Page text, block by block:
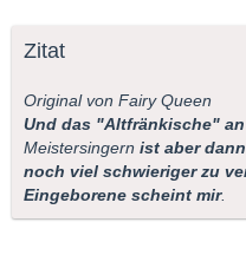
Zitat
Original von Fairy Queen
Und das "Altfränkische"
Meistersingern ist aber
noch viel schwieriger zu
Eingeborene scheint mir.